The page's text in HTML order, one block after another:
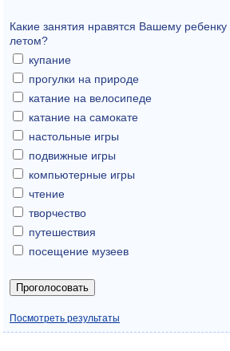
Какие занятия нравятся Вашему ребенку
летом?
купание
прогулки на природе
катание на велосипеде
катание на самокате
настольные игры
подвижные игры
компьютерные игры
чтение
творчество
путешествия
посещение музеев
Посмотреть результаты